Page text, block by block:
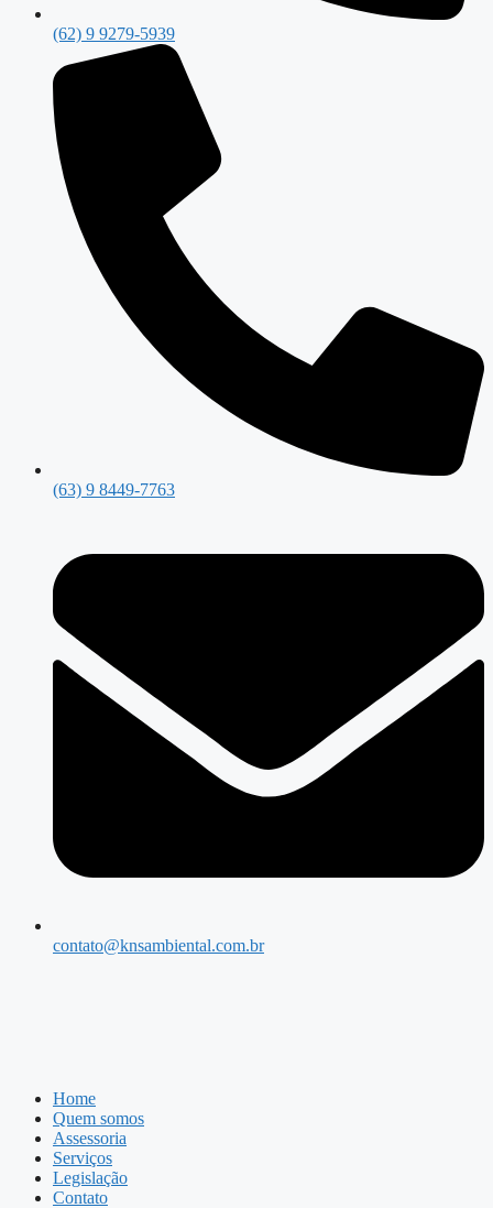
(62) 9 9279-5939
(63) 9 8449-7763
contato@knsambiental.com.br
Home
Quem somos
Assessoria
Serviços
Legislação
Contato